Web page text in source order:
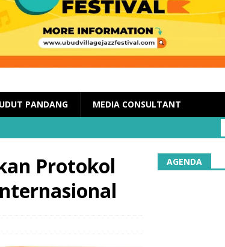
PANDANG MEDIA CONSULTANT
Protokol
AGENDA